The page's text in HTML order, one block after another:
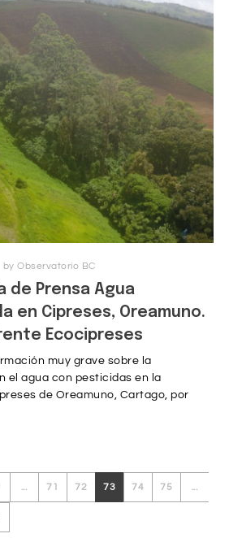
by Observatorio BC
de Prensa Agua
en Cipreses, Oreamuno.
Ecocipreses
muy grave sobre la
el agua con pesticidas en la
de Oreamuno, Cartago, por
71 72 73 74 75